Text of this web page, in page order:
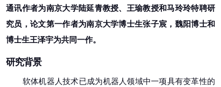
通讯作者为南京大学陆延青教授、王瑜教授和马玲玲特聘研
究员，论文第一作者为南京大学博士生张子宸，魏阳博士和
博士生王泽宇为共同一作。
研究背景
软体机器人技术已成为机器人领域中一项具有变革性的